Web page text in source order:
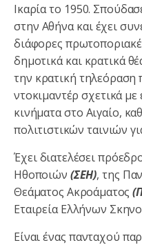
Ικαρία το 1950.
στην Αθήνα και έχει
διάφορες
δημοτικά και κρατικά
την κρατική τηλεόραση
ντοκιμαντέρ σχετικά με
κινήματα στο Αιγαίο,
πολιτιστικών ταινιών
Έχει διατελέσει
Ηθοποιών (ΣΕΗ), της
Θεάματος Ακροάματος
Εταιρεία Ελλήνων
Είναι ένας πανταχού